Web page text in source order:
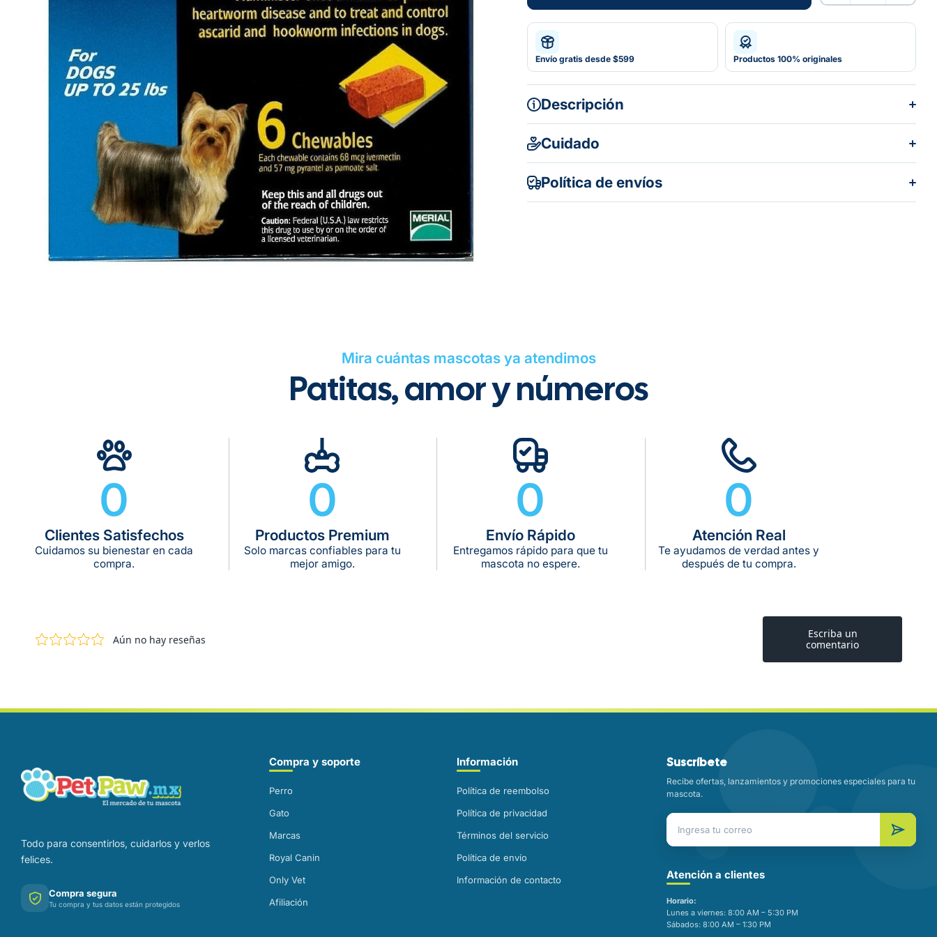
Envío gratis desde $599 Productos 100% originales
Descripción
Cuidado
Política de envíos
Tiempo de entrega estimado:
De 11 kg a 20 kg:
Mira cuántas mascotas ya atendimos
Patitas, amor y números
0
Clientes Satisfechos
Cuidamos su bienestar en cada
compra.
0
Productos Premium
Solo marcas confiables para tu
mejor amigo.
0
Envío Rápido
Entregamos rápido para que tu
mascota no espere.
0
Atención Real
Te ayudamos de verdad antes y
después de tu compra.
Todo para consentirlos, cuidarlos y verlos
felices.
Compra segura
Tu compra y tus datos están protegidos
Compra y soporte
Perro
Gato
Marcas
Royal Canin
Only Vet
Afiliación
Información
Política de reembolso
Política de privacidad
Términos del servicio
Política de envío
Información de contacto
Suscríbete
Recibe ofertas, lanzamientos y promociones especiales para tu
mascota.
Atención a clientes
Horario:
Lunes a viernes: 8:00 AM – 5:30 PM
Sábados: 8:00 AM – 1:30 PM